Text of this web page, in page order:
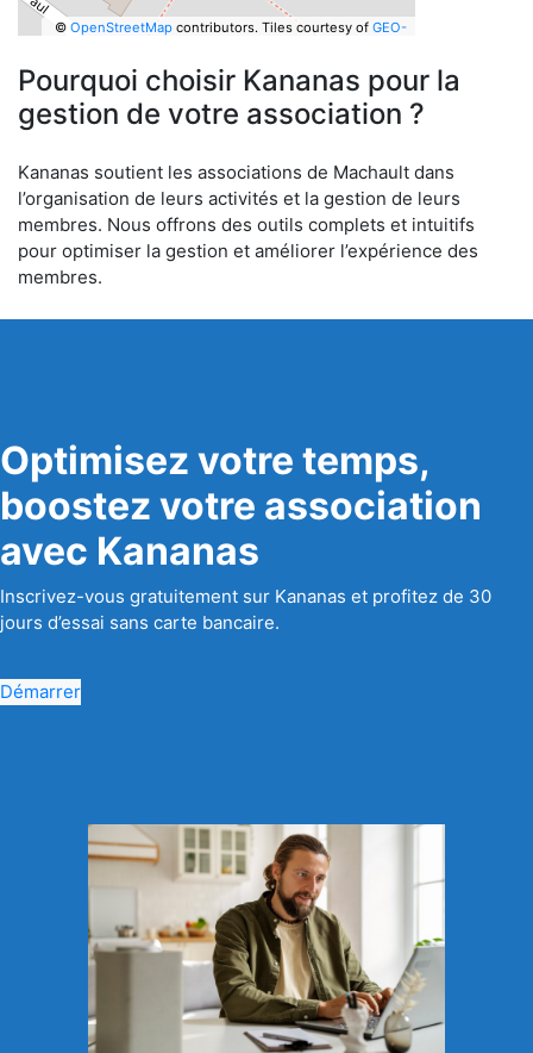
© OpenStreetMapcontributors. Tiles courtesy of GEO-
Pourquoi choisir Kananas pour la
gestion de votre association ?
Kananas soutient les associations de Machault dans
l’organisation de leurs activités et la gestion de leurs
membres. Nous offrons des outils complets et intuitifs
pour optimiser la gestion et améliorer l’expérience des
membres.
Optimisez votre temps,
boostez votre association
avec Kananas
Inscrivez-vous gratuitement sur Kananas et profitez de 30
jours d’essai sans carte bancaire.
Démarrer